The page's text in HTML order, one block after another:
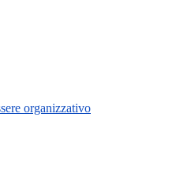
organizzativo